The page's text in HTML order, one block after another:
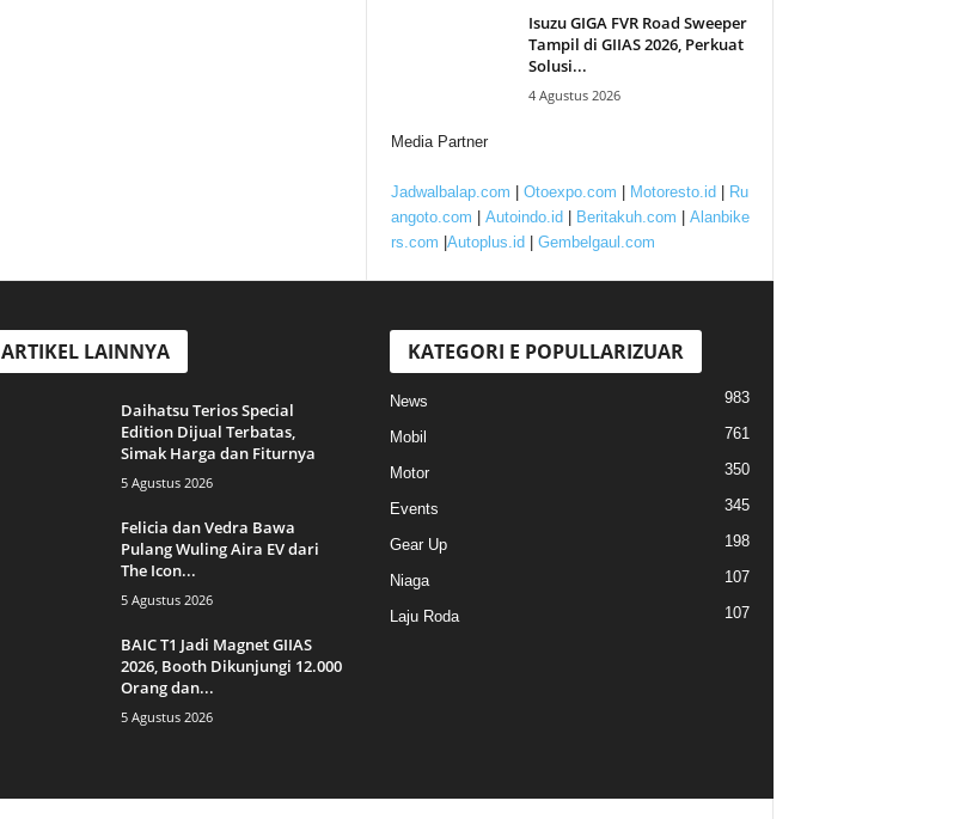
Isuzu GIGA FVR Road Sweeper
Tampil di GIIAS 2026, Perkuat
Solusi...
4 Agustus 2026
Media Partner
Jadwalbalap.com Otoexpo.com Motoresto.id
Ru
angoto.com
Autoindo.id Beritakuh.com
Alanbike
rs.com Autoplus.id Gembelgaul.com
ARTIKEL LAINNYA
Daihatsu Terios Special
Edition Dijual Terbatas,
Simak Harga dan Fiturnya
5 Agustus 2026
Felicia dan Vedra Bawa
Pulang Wuling Aira EV dari
The Icon...
5 Agustus 2026
BAIC T1 Jadi Magnet GIIAS
2026, Booth Dikunjungi 12.000
Orang dan...
5 Agustus 2026
KATEGORI E POPULLARIZUAR
News 983
Mobil 761
Motor 350
Events 345
Gear Up 198
Niaga 107
Laju Roda 107